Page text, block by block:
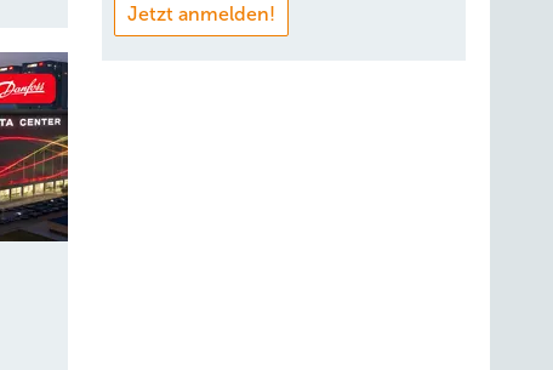
Jetzt anmelden!